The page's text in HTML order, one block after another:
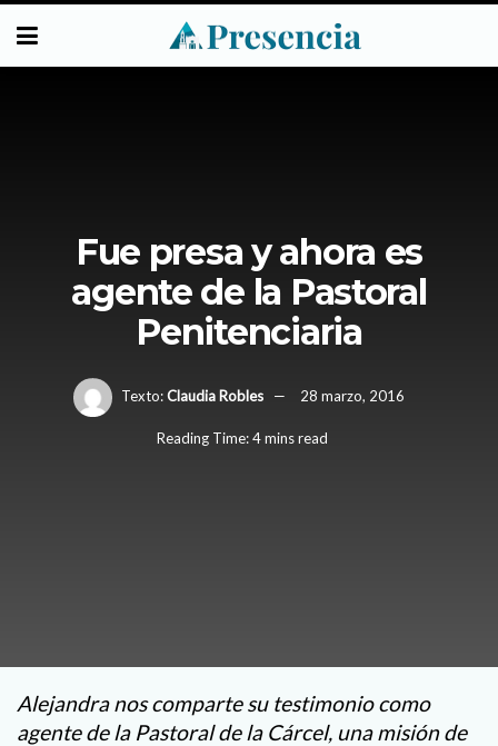
Fue presa y ahora es
agente de la Pastoral
Penitenciaria
Texto: Claudia Robles 28 marzo, 2016
Reading Time: 4 mins read
Alejandra nos comparte su testimonio como
agente de la Pastoral de la Cárcel, una misión de